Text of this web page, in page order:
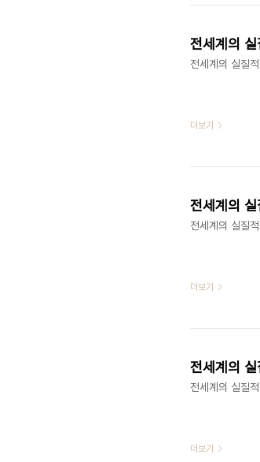
전세계의
전세계의 실질
더보기
전세계의
전세계의 실질
더보기
전세계의
전세계의 실질
더보기